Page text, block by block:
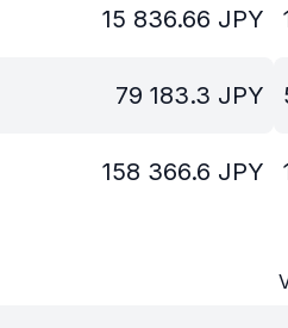
15 836.66 JPY
79 183.3 JPY
158 366.6 JPY